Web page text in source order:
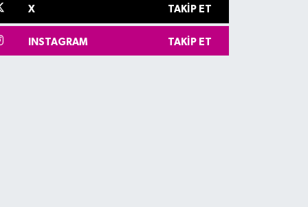
X TAKIP ET
INSTAGRAM TAKIP ET